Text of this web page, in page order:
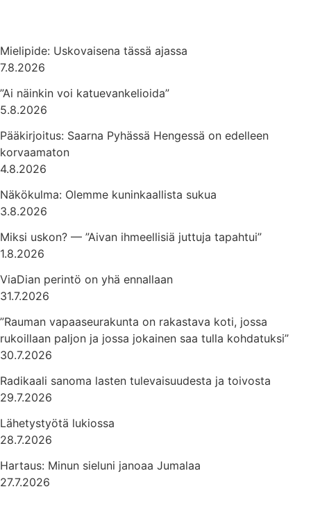
Mielipide: Uskovaisena tässä ajassa
7.8.2026
”Ai näinkin voi katuevankelioida”
5.8.2026
Pääkirjoitus: Saarna Pyhässä Hengessä on edelleen
korvaamaton
4.8.2026
Näkökulma: Olemme kuninkaallista sukua
3.8.2026
Miksi uskon? — ”Aivan ihmeellisiä juttuja tapahtui”
1.8.2026
ViaDian perintö on yhä ennallaan
31.7.2026
”Rauman vapaaseurakunta on rakastava koti, jossa
rukoillaan paljon ja jossa jokainen saa tulla kohdatuksi”
30.7.2026
Radikaali sanoma lasten tulevaisuudesta ja toivosta
29.7.2026
Lähetystyötä lukiossa
28.7.2026
Hartaus: Minun sieluni janoaa Jumalaa
27.7.2026